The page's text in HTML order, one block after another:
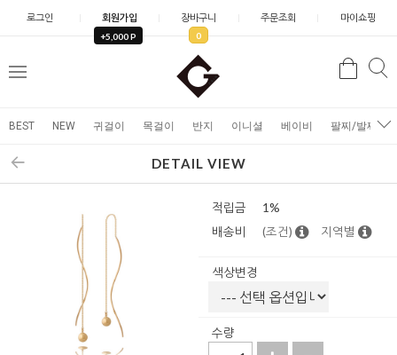
로그인 회원가입
+5,000 P
장바구니
0
주문조회 마이쇼핑
메
검
BEST NEW 귀걸이 목걸이 반지 이니셜 베이비 팔찌/발찌
DETAIL VIEW
적립금
1%
배송비
(조건) 지역별
색상변경
수량